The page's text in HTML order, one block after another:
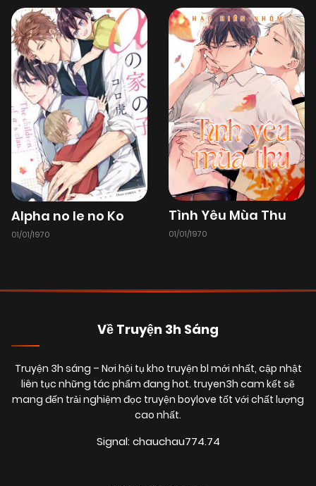
Chapter 1(VIP) 25/06/2025
Alpha no Ie no Ko
01/01/1970
Tình Yêu Mùa Thu
01/01/1970
Về Truyện 3h Sáng
Truyện 3h sáng – Nơi hội tụ kho truyện bl mới nhất, cập nhật
liên tục những tác phẩm đang hot. truyen3h cam kết sẽ
mang đến trải nghiệm đọc truyện boylove tốt với chất lượng
cao nhất.
Signal: chauchau774.74